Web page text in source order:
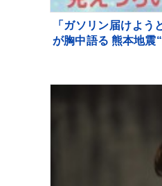
「ガソリン届けよ
が胸中語る 熊本地震